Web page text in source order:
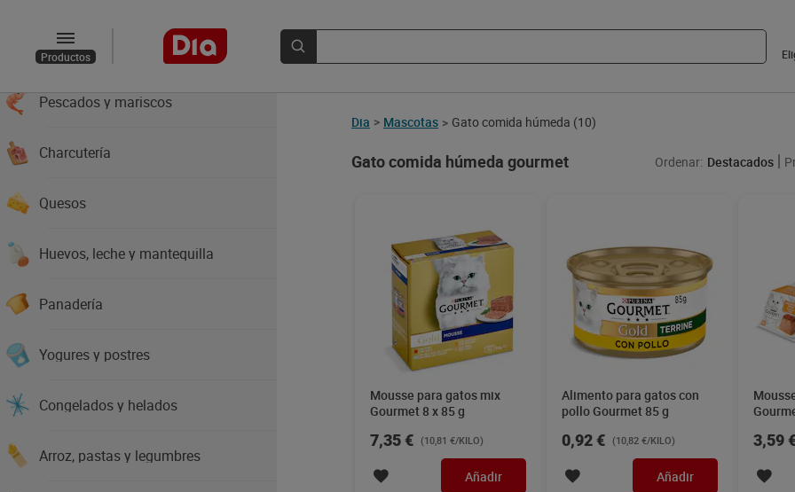
Productos
Carnes
Pescados y mariscos
Charcutería
Quesos
Huevos, leche y mantequilla
Panadería
Yogures y postres
Congelados y helados
Arroz, pastas y legumbres
Dia > Mascotas > Gato comida húmeda (10)
Gato comida húmeda gourmet Ordenar: Destacados
Mousse para gatos mix
Gourmet 8 x 85 g
7,35 € (10,81 €/KILO)
Añadir
Alimento para gatos con
pollo Gourmet 85 g
0,92 € (10,82 €/KILO)
Añadir
3,59